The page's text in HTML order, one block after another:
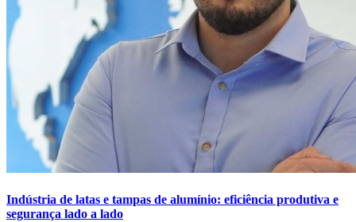
Indústria de latas e tampas de alumínio: eficiência produtiva e
segurança lado a lado